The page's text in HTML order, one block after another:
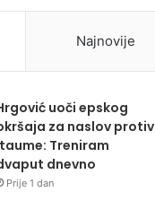
Najnovije
uoči epskog
za naslov protiv
Treniram
dnevno
Prije 1 dan